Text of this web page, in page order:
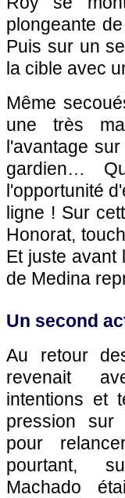
plongeante
Puis sur un
la cible avec
Même
une très
l'avantage
gardien…
l'opportunité
ligne ! Sur
Honorat,
Et juste avant
de Medina
Un second
Au retour
revenait
intentions et
pression
pour
pourtant,
Machado